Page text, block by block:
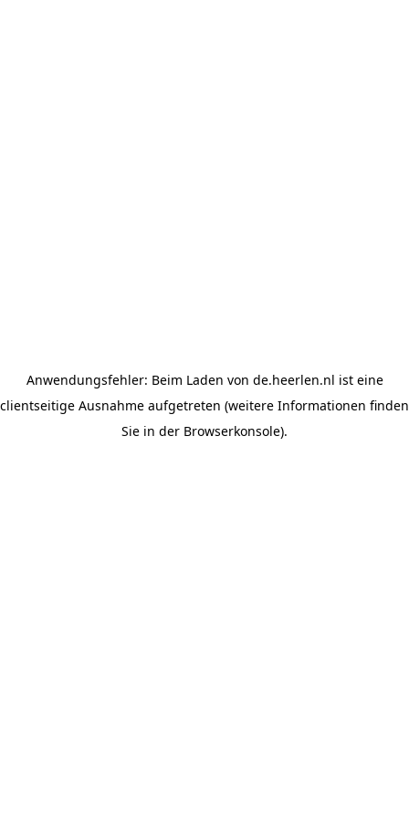
Anwendungsfehler: Beim Laden von de.heerlen.nl ist eine
clientseitige Ausnahme aufgetreten (weitere Informationen finden
Sie in der Browserkonsole).